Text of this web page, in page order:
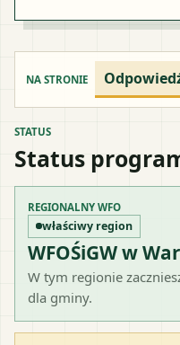
NA STRONIE
STATUS
Status
REGIONALNY WFO
właściwy region
WFOŚiGW w
W tym regionie
dla gminy.